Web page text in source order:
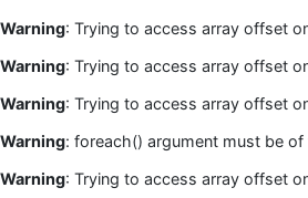
Warning: Trying to access array offset
Warning: Trying to access array offset
Warning: Trying to access array offset
Warning: foreach() argument must be
Warning: Trying to access array offset